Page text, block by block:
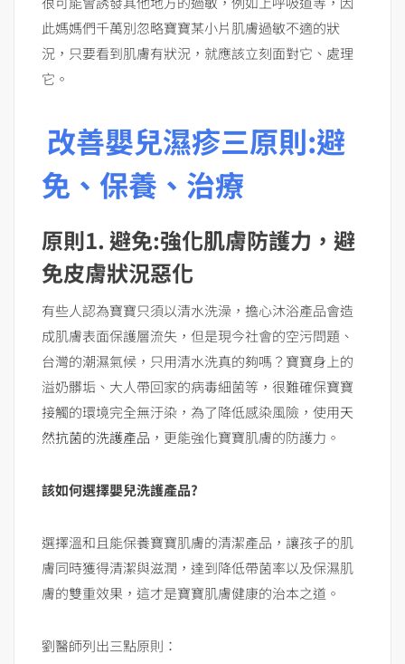
此媽媽們千萬別忽略寶寶某小片肌膚過敏不適的狀
況，只要看到肌膚有狀況，就應該立刻面對它、處理
它。
改善嬰兒濕疹三原則:避
免、保養、治療
原則1. 避免:強化肌膚防護力，避
免皮膚狀況惡化
有些人認為寶寶只須以清水洗澡，擔心沐浴產品會造
成肌膚表面保護層流失，但是現今社會的空污問題、
台灣的潮濕氣候，只用清水洗真的夠嗎？寶寶身上的
溢奶髒垢、大人帶回家的病毒細菌等，很難確保寶寶
接觸的環境完全無汙染，為了降低感染風險，使用天
然抗菌的洗護產品 ，更能強化寶寶肌膚的防護力。
該如何選擇嬰兒洗護產品?
選擇溫和且能保養寶寶肌膚的清潔產品，讓孩子的肌
膚同時獲得清潔與滋潤，達到降低帶菌率以及保濕肌
膚的雙重效果，這才是寶寶肌膚健康的治本之道。
劉醫師列出三點原則：